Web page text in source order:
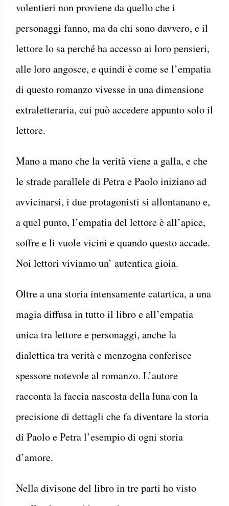
volentieri non proviene da quello che i
personaggi fanno, ma da chi sono davvero, e il
lettore lo sa perché ha accesso ai loro pensieri,
alle loro angosce, e quindi è come se l’empatia
di questo romanzo vivesse in una dimensione
extraletteraria, cui può accedere appunto solo il
lettore.
Mano a mano che la verità viene a galla, e che
le strade parallele di Petra e Paolo iniziano ad
avvicinarsi, i due protagonisti si allontanano e,
a quel punto, l’empatia del lettore è all’apice,
soffre e li vuole vicini e quando questo accade.
Noi lettori viviamo un’ autentica gioia.
Oltre a una storia intensamente catartica, a una
magia diffusa in tutto il libro e all’empatia
unica tra lettore e personaggi, anche la
dialettica tra verità e menzogna conferisce
spessore notevole al romanzo. L’autore
racconta la faccia nascosta della luna con la
precisione di dettagli che fa diventare la storia
di Paolo e Petra l’esempio di ogni storia
d’amore.
Nella divisone del libro in tre parti ho visto